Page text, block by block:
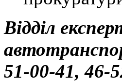
Відділ
51-00-41, 46-